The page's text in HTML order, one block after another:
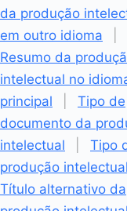
da produção
em outro idioma
Resumo da
intelectual no
principal
Tipo de
documento da
intelectual
Tipo
produção intelectual
Título alternativo da